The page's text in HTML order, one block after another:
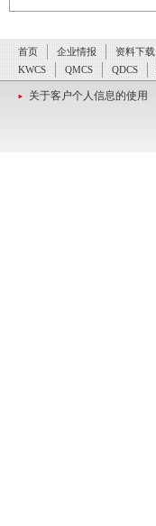
首页 企业情报 资料下载
KWCS
QMCS QDCS
关于客户个人信息的使用